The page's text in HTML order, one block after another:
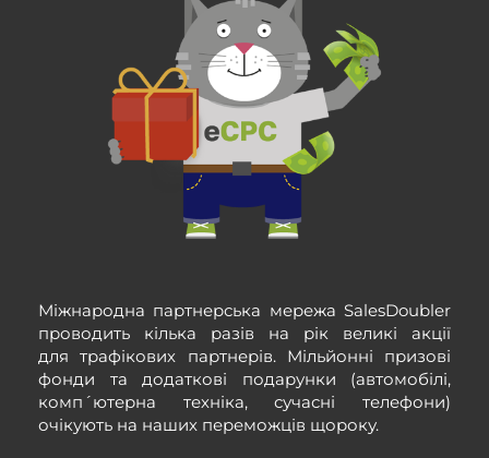
Міжнародна партнерська мережа SalesDoubler
проводить кілька разів на рік великі акції
для трафікових партнерів. Мільйонні призові
фонди та додаткові подарунки (автомобілі,
комп´ютерна техніка, сучасні телефони)
очікують на наших переможців щороку.